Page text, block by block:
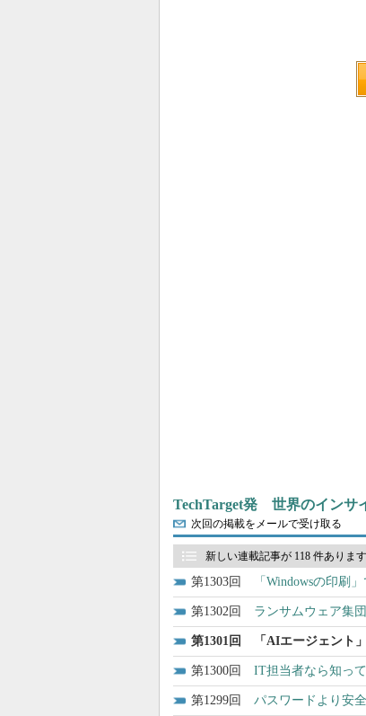
TechTarget発 世界のインサ
次回の掲載をメールで受け取る
新しい連載記事が 118 件あります
1303 「Windowsの印刷
1302 ランサムウェア集
1301 「AIエージェント
1300 IT担当者なら知っ
1299 パスワードより安